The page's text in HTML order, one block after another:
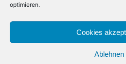
optimieren.
Cookies
Ablehnen
Burg Nordwacht
Im Rahmen einer kreativen Phase,
sich auf den Hintergrund des